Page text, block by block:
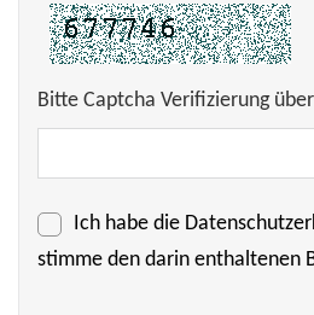
Bitte Captcha Verifizierung
Ich habe die
stimme den darin enthaltenen